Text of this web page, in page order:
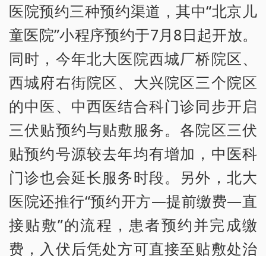
医院预约三种预约渠道，其中“北京儿
童医院”小程序预约于7月8日起开放。
同时，今年北大医院西城厂桥院区、
西城府右街院区、大兴院区三个院区
的中医、中西医结合科门诊同步开启
三伏贴预约与贴敷服务。各院区三伏
贴预约号源较去年均有增加，中医科
门诊也会延长服务时段。另外，北大
医院还推行“预约开方—提前缴费—直
接贴敷”的流程，患者预约并完成缴
费，入伏后凭处方可直接至贴敷处治